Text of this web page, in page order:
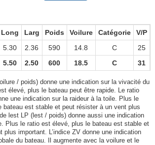
Long Larg Poids Voilure Catégorie V/P
5.30 2.36 590 14.8 C 25
5.50 2.50 600 18.5 C 31
/ poids) donne une indication sur la vivacité du
élevé, plus le bateau peut être rapide. Le ratio
une indication sur la raideur à la toile. Plus le
bateau est stable et peut résister à un vent plus
lest LP (lest / poids) donne aussi une indication
Plus le ratio est élevé, plus le bateau est stable et
plus important. L’indice ZV donne une indication
du bateau. Il augmente avec la voilure et le